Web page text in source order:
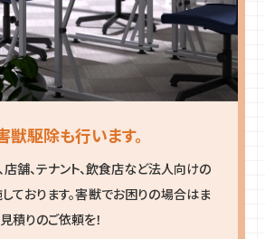
駆除も行います。
店舗、テナント、飲食店など法人向けの
ております。害獣でお困りの場合はま
積りのご依頼を！